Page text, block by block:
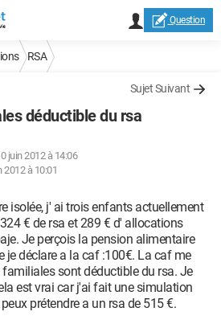
Question
RSA
Sujet Suivant
déductible du rsa
juin 2012 à 14:06
2012 à 10:01
isolée, j' ai trois enfants actuellement
€ de rsa et 289 € d' allocations
Je perçois la pension alimentaire
je déclare a la caf :100€. La caf me
sont déductible du rsa. Je
est vrai car j'ai fait une simulation
prétendre a un rsa de 515 €.